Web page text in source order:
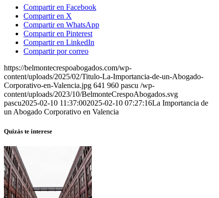
Compartir en Facebook
Compartir en X
Compartir en WhatsApp
Compartir en Pinterest
Compartir en LinkedIn
Compartir por correo
https://belmontecrespoabogados.com/wp-
content/uploads/2025/02/Titulo-La-Importancia-de-un-Abogado-
Corporativo-en-Valencia.jpg 641 960 pascu /wp-
content/uploads/2023/10/BelmonteCrespoAbogados.svg
pascu2025-02-10 11:37:002025-02-10 07:27:16La Importancia de
un Abogado Corporativo en Valencia
Quizás te interese